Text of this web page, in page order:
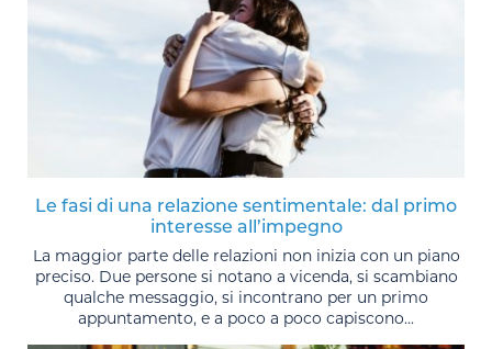
Le fasi di una relazione sentimentale: dal primo
interesse all’impegno
La maggior parte delle relazioni non inizia con un piano
preciso. Due persone si notano a vicenda, si scambiano
qualche messaggio, si incontrano per un primo
appuntamento, e a poco a poco capiscono...